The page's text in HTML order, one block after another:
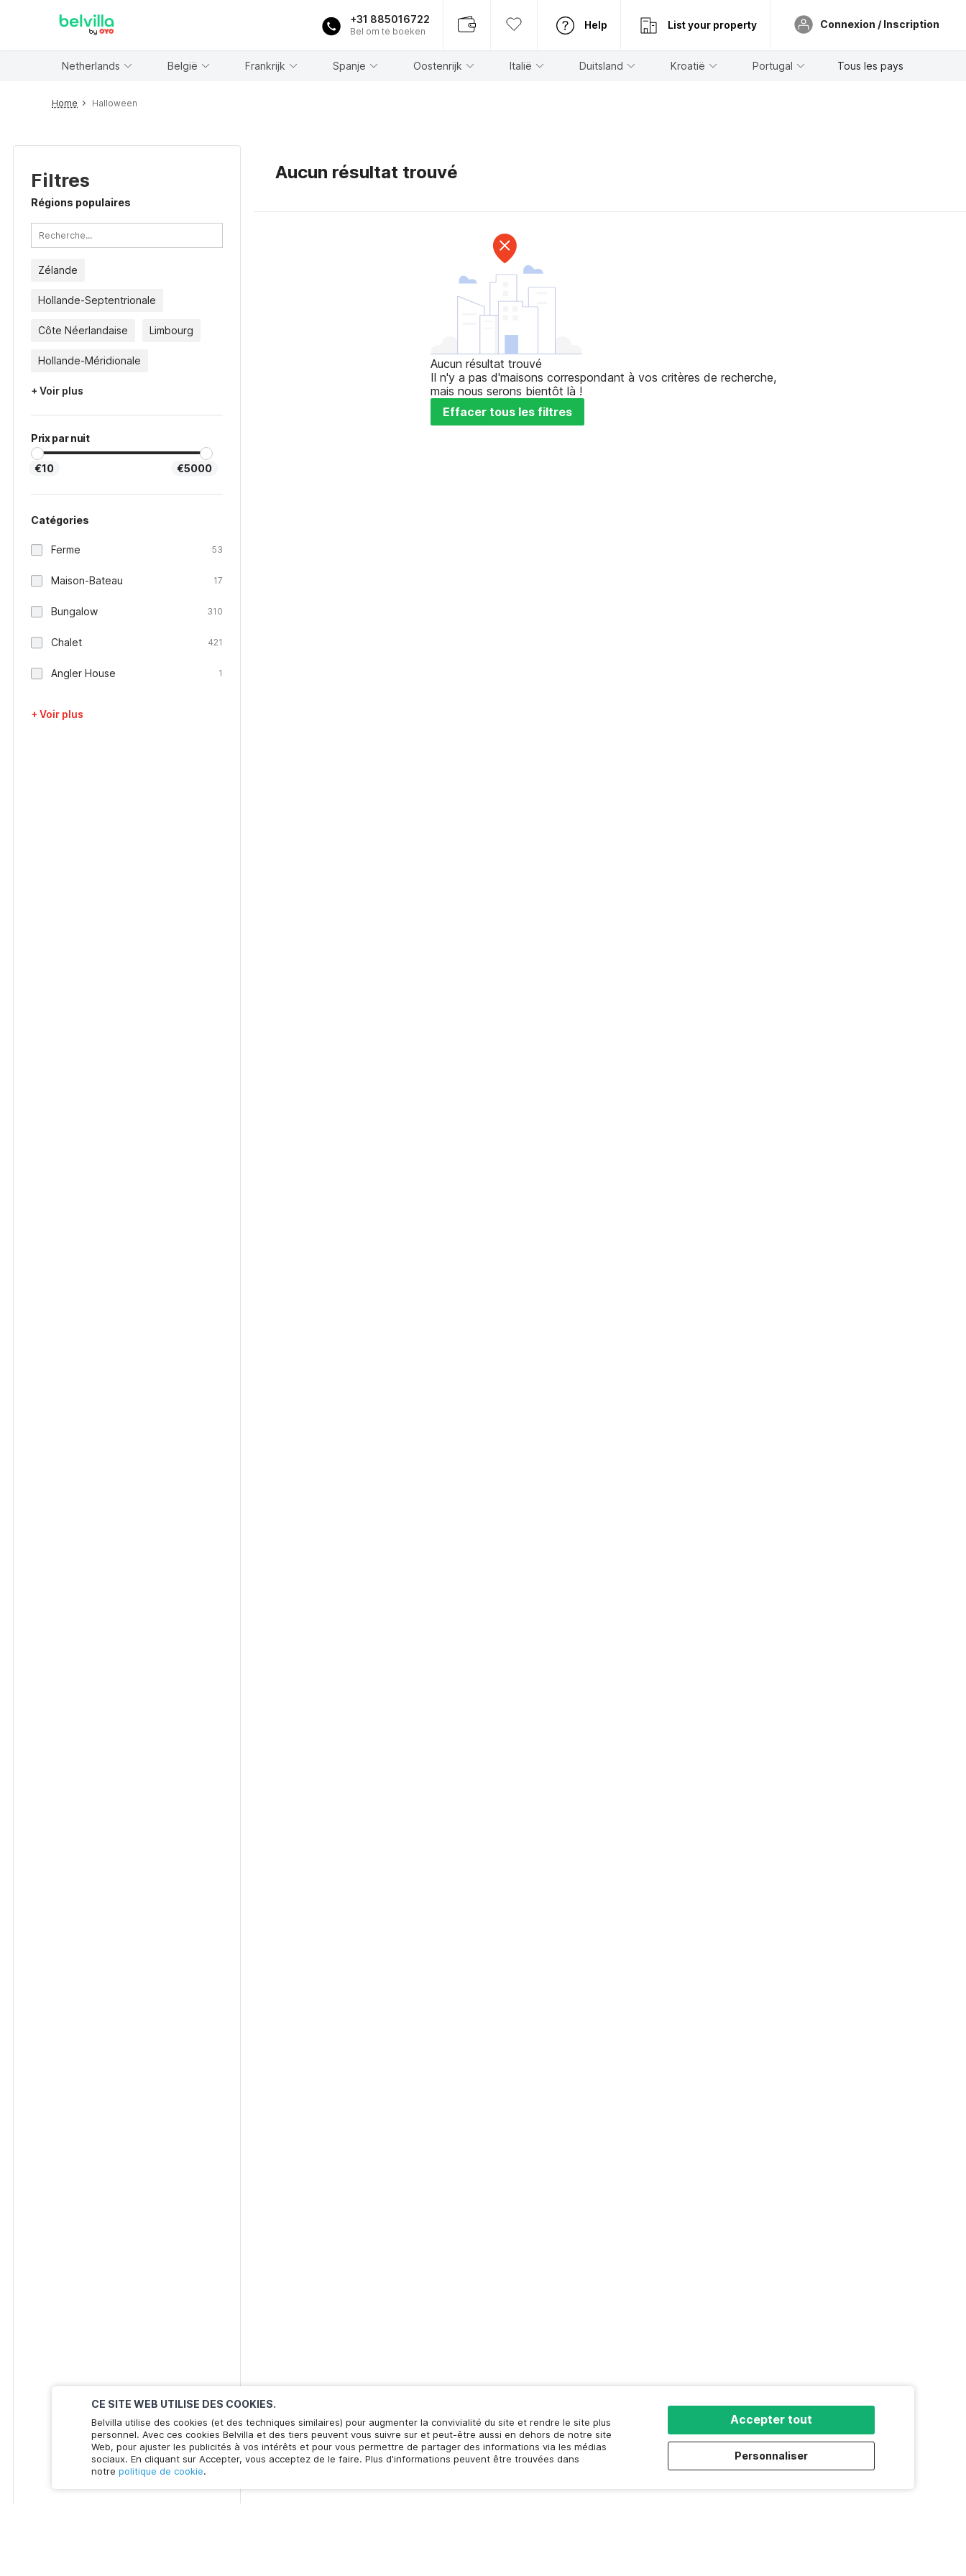
CE SITE WEB UTILISE DES COOKIES.
Belvilla utilise des cookies (et des techniques similaires) pour augmenter la convivialité du site et rendre le site plus
personnel. Avec ces cookies Belvilla et des tiers peuvent vous suivre sur et peut-être aussi en dehors de notre site
Web, pour ajuster les publicités à vos intérêts et pour vous permettre de partager des informations via les médias
sociaux. En cliquant sur Accepter, vous acceptez de le faire. Plus d'informations peuvent être trouvées dans
notre politique de cookie.
Accepter tout
Personnaliser
+31 885016722
Bel om te boeken
Help List your property Connexion / Inscription
Netherlands België Frankrijk Spanje Oostenrijk Italië Duitsland Kroatië Portugal Tous les pays
Home Halloween
Filtres
Régions populaires
Zélande
Hollande-Septentrionale
Côte Néerlandaise Limbourg
Hollande-Méridionale
+ Voir plus
Prix par nuit
€10 €5000
Catégories
Ferme 53
Maison-Bateau 17
Bungalow 310
Chalet 421
Angler House 1
+ Voir plus
Aucun résultat trouvé
Aucun résultat trouvé
Il n'y a pas d'maisons correspondant à vos critères de recherche,
mais nous serons bientôt là !
Effacer tous les filtres